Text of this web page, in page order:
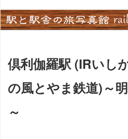
Skip
to
content
倶利伽羅駅 (IRいし
の風とやま鉄道)～
～